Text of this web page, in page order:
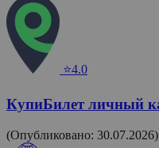
⭐4.0
КупиБилет личный
(Опубликовано: 30.07.2026)